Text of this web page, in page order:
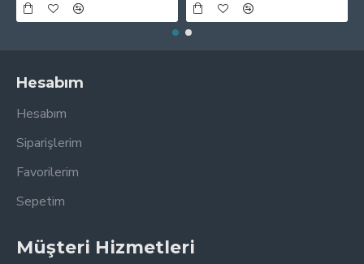
Hesabım
Hesabım
Siparişlerim
Favorilerim
Sepetim
Müşteri Hizmetleri